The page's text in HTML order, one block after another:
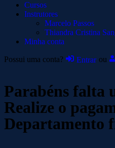
Cursos
Instrutores
Marcelo Passos
Thiandra Cristina
Minha conta
Possui uma conta? Entrar ou
Parabéns falta
Realize o
Departamento